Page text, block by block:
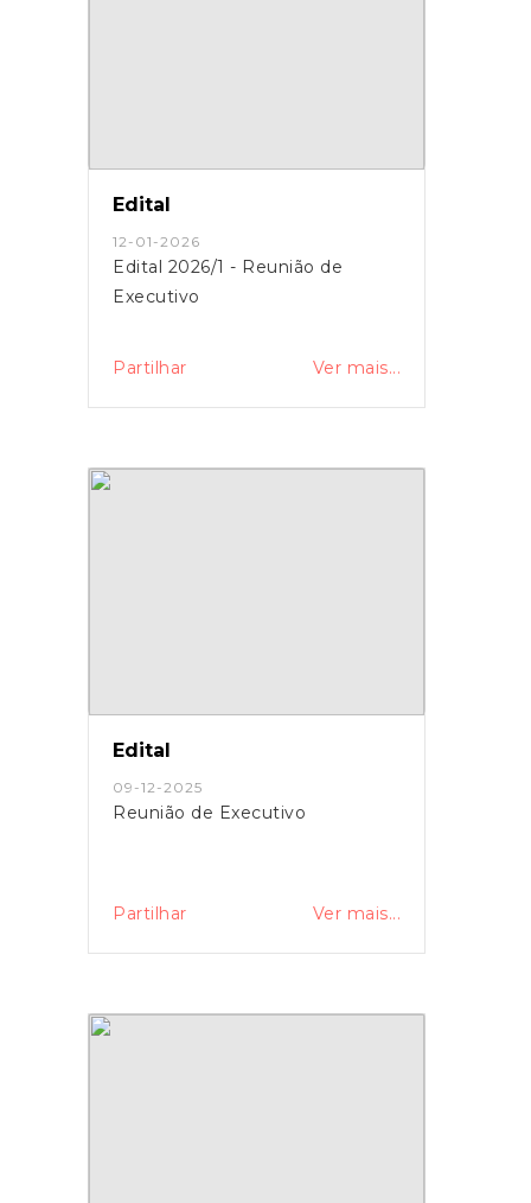
Edital
12-01-2026
Edital 2026/1 - Reunião de
Executivo
Partilhar Ver mais...
Edital
09-12-2025
Reunião de Executivo
Partilhar Ver mais...